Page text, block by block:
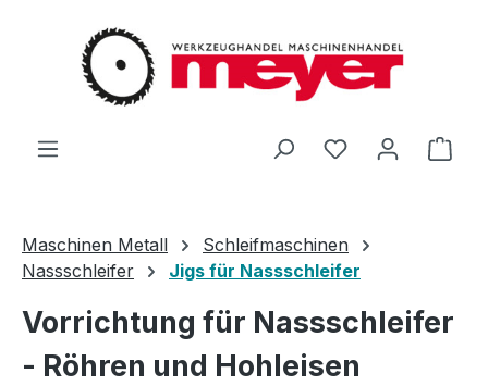
Zum Hauptinhalt springen
Du hast 0
Maschinen Metall
Schleifmaschinen
Nassschleifer
Jigs für Nassschleifer
Vorrichtung für Nassschleifer
- Röhren und Hohleisen